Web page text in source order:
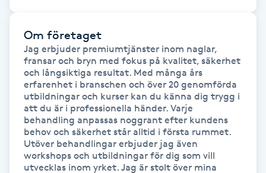
Gravidmassage
Gravidyoga
Gruppträning
Gua Sha-massage
Om företaget
Jag erbjuder premiumtjänster inom naglar,
fransar och bryn med fokus på kvalitet, säkerhet
och långsiktiga resultat. Med många års
erfarenhet i branschen och över 20 genomförda
utbildningar och kurser kan du känna dig trygg i
att du är i professionella händer. Varje
behandling anpassas noggrant efter kundens
behov och säkerhet står alltid i första rummet.
Utöver behandlingar erbjuder jag även
workshops och utbildningar för dig som vill
utvecklas inom yrket. Jag är stolt över mina